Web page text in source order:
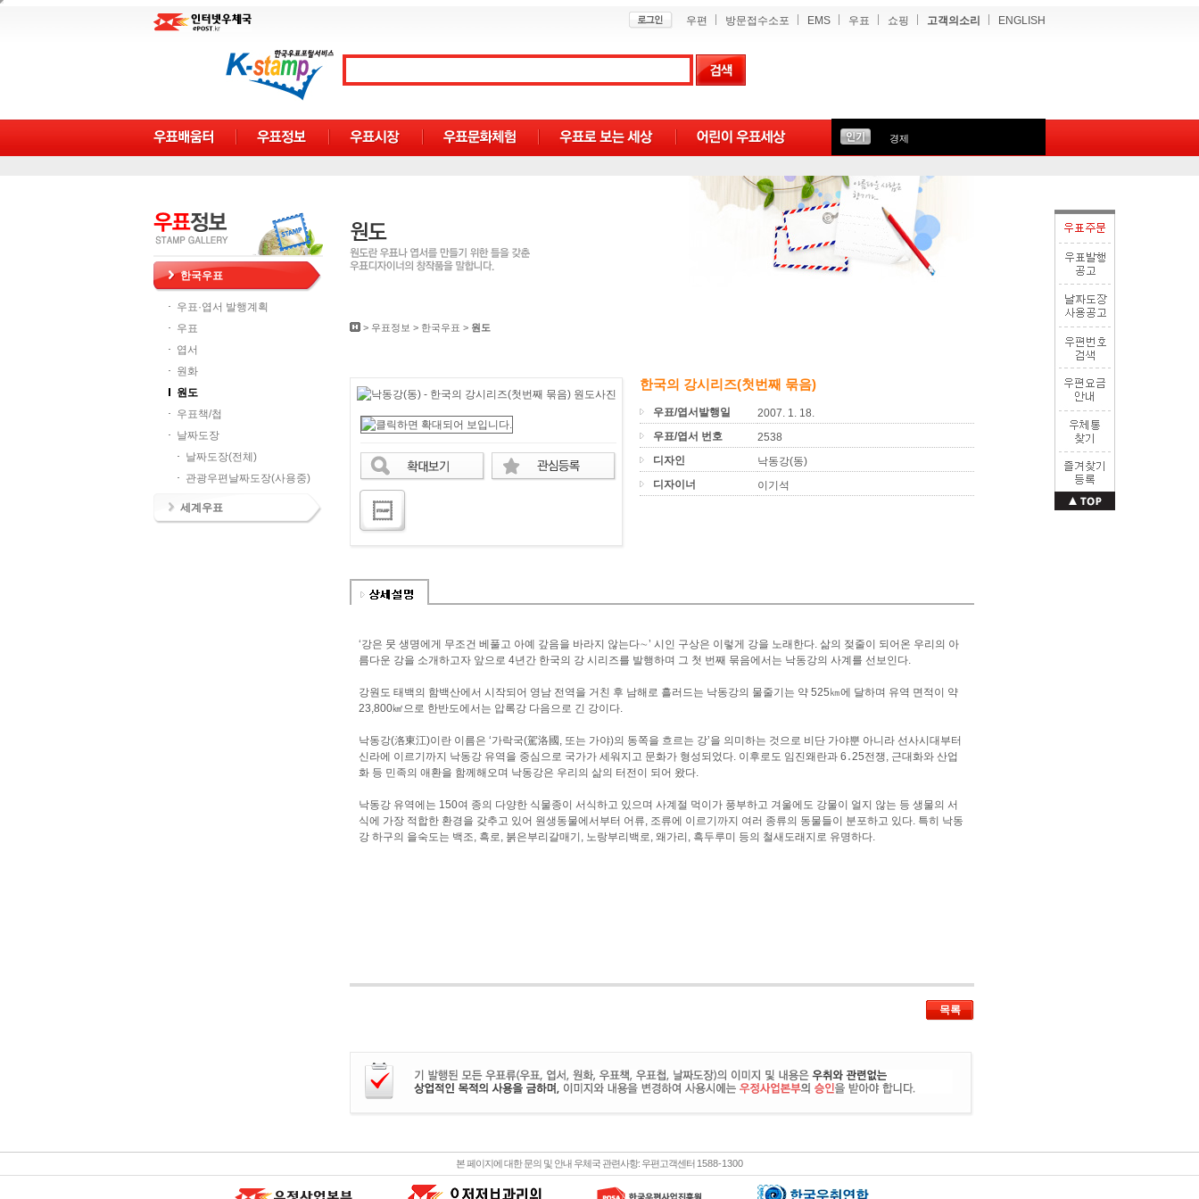
우편 방문접수소포 EMS 우표 쇼핑 고객의소리 ENGLISH
경제
한국우표
우표·엽서 발행계획
우표
엽서
원화
원도
우표책/첩
날짜도장
날짜도장(전체)
관광우편날짜도장(사용중)
세계우표
> 우표정보 > 한국우표 > 원도
한국의 강시리즈(첫번째 묶음)
우표/엽서발행일
2007. 1. 18.
우표/엽서 번호
2538
디자인
낙동강(동)
디자이너
이기석
‘강은 뭇 생명에게 무조건 베풀고 아예 갚음을 바라지 않는다∼’ 시인 구상은 이렇게 강을 노래한다. 삶의 젖줄이 되어온 우리의 아
름다운 강을 소개하고자 앞으로 4년간 한국의 강 시리즈를 발행하며 그 첫 번째 묶음에서는 낙동강의 사계를 선보인다.
강원도 태백의 함백산에서 시작되어 영남 전역을 거친 후 남해로 흘러드는 낙동강의 물줄기는 약 525㎞에 달하며 유역 면적이 약
23,800㎢으로 한반도에서는 압록강 다음으로 긴 강이다.
낙동강(洛東江)이란 이름은 ‘가락국(駕洛國, 또는 가야)의 동쪽을 흐르는 강’을 의미하는 것으로 비단 가야뿐 아니라 선사시대부터
신라에 이르기까지 낙동강 유역을 중심으로 국가가 세워지고 문화가 형성되었다. 이후로도 임진왜란과 6․25전쟁, 근대화와 산업
화 등 민족의 애환을 함께해오며 낙동강은 우리의 삶의 터전이 되어 왔다.
낙동강 유역에는 150여 종의 다양한 식물종이 서식하고 있으며 사계절 먹이가 풍부하고 겨울에도 강물이 얼지 않는 등 생물의 서
식에 가장 적합한 환경을 갖추고 있어 원생동물에서부터 어류, 조류에 이르기까지 여러 종류의 동물들이 분포하고 있다. 특히 낙동
강 하구의 을숙도는 백조, 흑로, 붉은부리갈매기, 노랑부리백로, 왜가리, 흑두루미 등의 철새도래지로 유명하다.
목록
본 페이지에 대한 문의 및 안내 우체국 관련사항: 우편고객센터 1588-1300